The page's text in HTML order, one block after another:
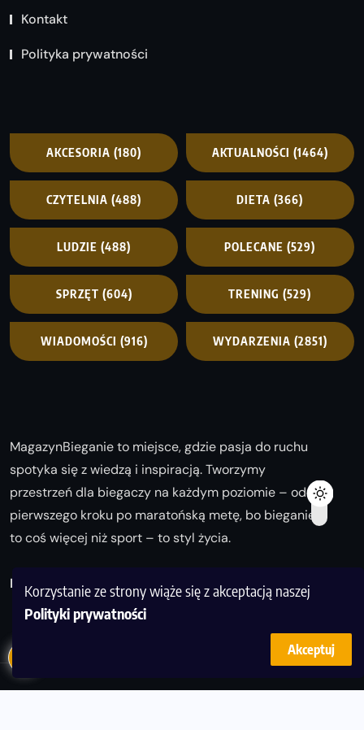
Korzystanie ze strony wiąże się z akceptacją naszej
Polityki prywatności
Akceptuj
Kontakt
Polityka prywatności
AKCESORIA (180) AKTUALNOŚCI (1464)
CZYTELNIA (488) DIETA (366)
LUDZIE (488) POLECANE (529)
SPRZĘT (604) TRENING (529)
WIADOMOŚCI (916) WYDARZENIA (2851)
MagazynBieganie to miejsce, gdzie pasja do ruchu
spotyka się z wiedzą i inspiracją. Tworzymy
przestrzeń dla biegaczy na każdym poziomie – od
pierwszego kroku po maratońską metę, bo bieganie
to coś więcej niż sport – to styl życia.
Biegaj z nami i odkrywaj swoją najlepszą wersję!